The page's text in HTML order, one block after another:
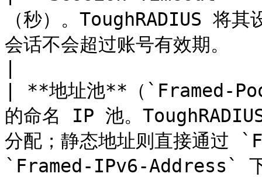
（秒）。ToughRADIUS 将
会话不会超过账号有效期。
| **地址池**（
的命名 IP 池。
分配；静态地址则直接通
`Framed-IPv6-Address`